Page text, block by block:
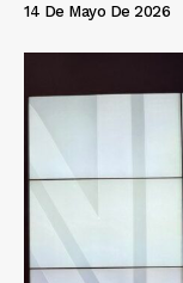
14 De Mayo De 2026